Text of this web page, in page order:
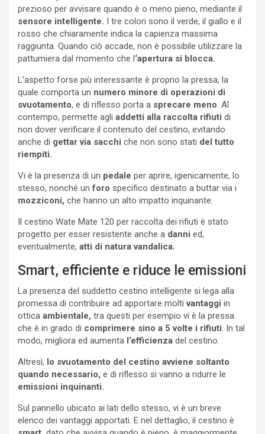
prezioso per avvisare quando è o meno pieno, mediante il
sensore intelligente. I tre colori sono il verde, il giallo e il
rosso che chiaramente indica la capienza massima
raggiunta. Quando ciò accade, non è possibile utilizzare la
pattumiera dal momento che l‘apertura si blocca.
L’aspetto forse più interessante è proprio la pressa, la
quale comporta un numero minore di operazioni di
svuotamento, e di riflesso porta a sprecare meno . Al
contempo, permette agli addetti alla raccolta rifiuti di
non dover verificare il contenuto del cestino, evitando
anche di gettar via sacchi che non sono stati del tutto
riempiti.
Vi è la presenza di un pedale per aprire, igienicamente, lo
stesso, nonché unforo specifico destinato a buttar via i
mozziconi, che hanno un alto impatto inquinante.
Il cestino Wate Mate 120 per raccolta dei rifiuti è stato
progetto per esser resistente anche a danni ed,
eventualmente, atti di natura vandalica.
Smart, efficiente e riduce le emissioni
La presenza del suddetto cestino intelligente si lega alla
promessa di contribuire ad apportare moltivantaggi in
ottica ambientale, tra questi per esempio vi è la pressa
che è in grado di comprimere sino a 5 volte i rifiuti . In tal
modo, migliora ed aumenta l’efficienza del cestino.
Altresì, lo svuotamento del cestino avviene soltanto
quando necessario, e di riflesso si vanno a ridurre le
emissioni inquinanti.
Sul pannello ubicato ai lati dello stesso, vi è un breve
elenco dei vantaggi apportati. E nel dettaglio, il cestino è